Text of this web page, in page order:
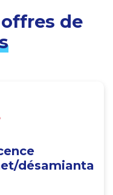
de
désamianta